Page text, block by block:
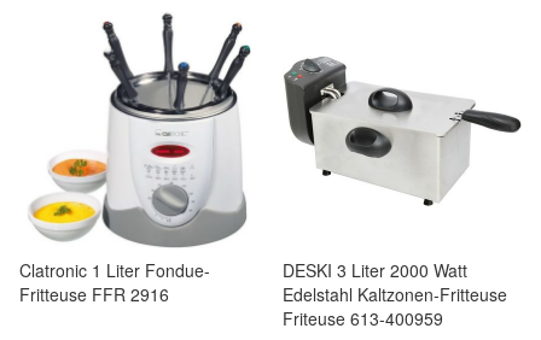
Clatronic 1 Liter Fondue-
Fritteuse FFR 2916
DESKI 3 Liter 2000 Watt
Edelstahl Kaltzonen-Fritteuse
Friteuse 613-400959